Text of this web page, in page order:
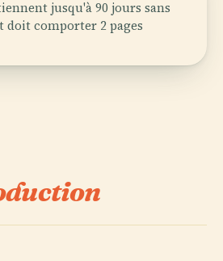
jusqu'à 90 jours sans
doit comporter 2 pages